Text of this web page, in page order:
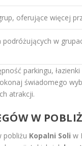
oferujące więcej
w
parkingu,
świadomego
atrakcji.
W
pobliżu Kopalni Soli w